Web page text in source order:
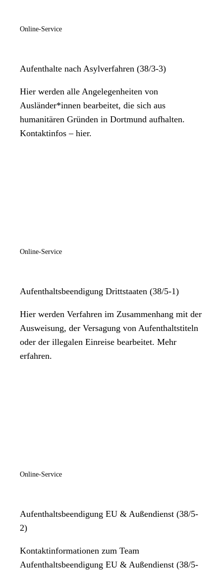
Online-Service
Aufenthalte nach Asylverfahren (38/3-3)
Hier werden alle Angelegenheiten von
Ausländer*innen bearbeitet, die sich aus
humanitären Gründen in Dortmund aufhalten.
Kontaktinfos – hier.
Online-Service
Aufenthaltsbeendigung Drittstaaten (38/5-1)
Hier werden Verfahren im Zusammenhang mit der
Ausweisung, der Versagung von Aufenthaltstiteln
oder der illegalen Einreise bearbeitet. Mehr
erfahren.
Online-Service
Aufenthaltsbeendigung EU & Außendienst (38/5-
2)
Kontaktinformationen zum Team
Aufenthaltsbeendigung EU & Außendienst (38/5-